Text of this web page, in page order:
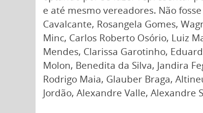
e até mesmo vereadores. Não
Cavalcante, Rosangela Gomes,
Minc, Carlos Roberto Osório, Luiz
Mendes, Clarissa Garotinho,
Molon, Benedita da Silva, Jandira
Rodrigo Maia, Glauber Braga,
Jordão, Alexandre Valle,